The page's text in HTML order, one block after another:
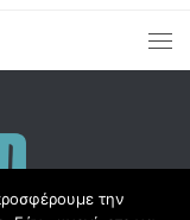
την